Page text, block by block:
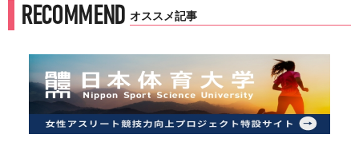
RECOMMEND オススメ記事